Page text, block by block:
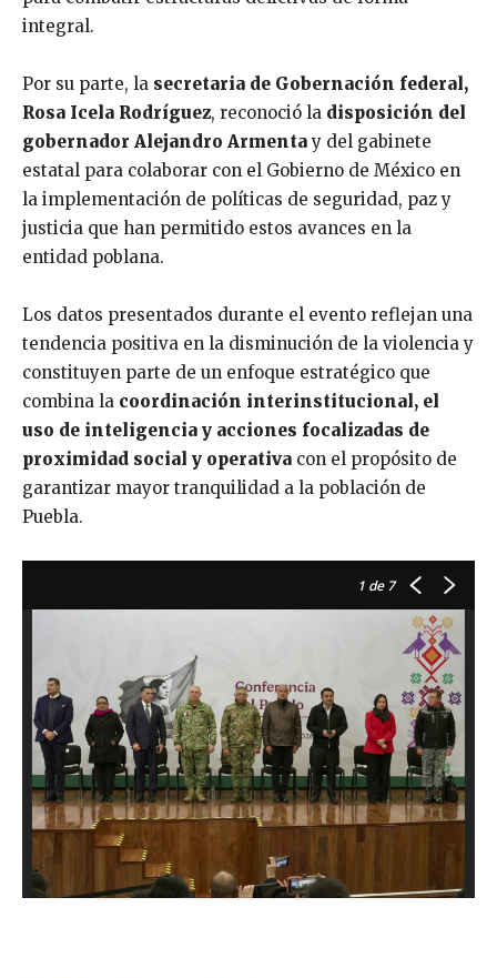
integral.
Por su parte, la secretaria de Gobernación federal,
Rosa Icela Rodríguez, reconoció la disposición del
gobernador Alejandro Armentay del gabinete
estatal para colaborar con el Gobierno de México en
la implementación de políticas de seguridad, paz y
justicia que han permitido estos avances en la
entidad poblana.
Los datos presentados durante el evento reflejan una
tendencia positiva en la disminución de la violencia y
constituyen parte de un enfoque estratégico que
combina la coordinación interinstitucional, el
uso de inteligencia y acciones focalizadas de
proximidad social y operativa con el propósito de
garantizar mayor tranquilidad a la población de
Puebla.
1 de 7